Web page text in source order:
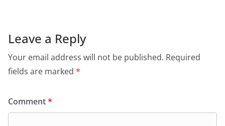
Leave a Reply
Your email address will not be published. Required
fields are marked *
Comment*